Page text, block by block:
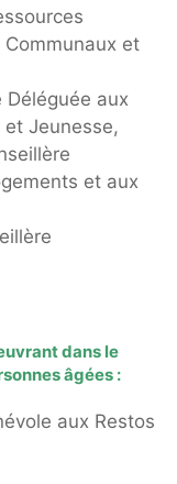
Communaux et
Déléguée aux
Jeunesse,
et aux
dans le
âgées :
aux Restos